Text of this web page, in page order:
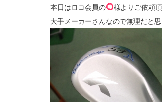
本日はロコ会員の
様よりご依頼
大手メーカーさんなので無理だと